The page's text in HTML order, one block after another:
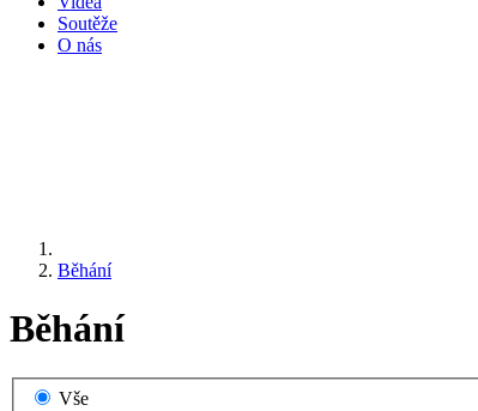
Soutěže
O nás
Běhání
Běhání
Vše